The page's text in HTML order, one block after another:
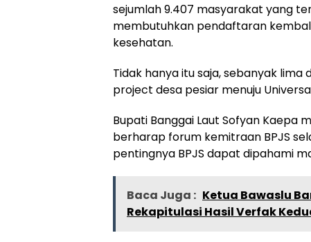
sejumlah 9.407 masyarakat yang
membutuhkan pendaftaran
kesehatan.
Tidak hanya itu saja, sebanyak lima
project desa pesiar menuju
Bupati Banggai Laut Sofyan Kaepa
berharap forum kemitraan BPJS
pentingnya BPJS dapat dipahami
Baca Juga : Ketua Bawaslu
Rekapitulasi Hasil Verfak